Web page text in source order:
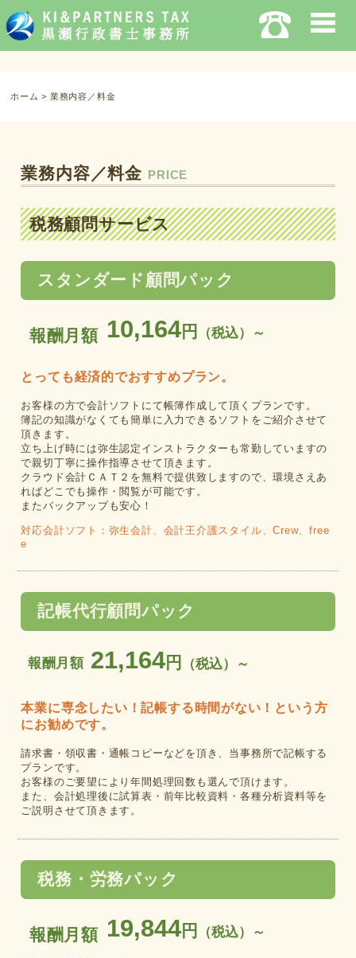
ホーム > 業務内容／料金
業務内容／料金 PRICE
税務顧問サービス
スタンダード顧問パック
報酬月額 10,164円 （税込）～
とっても経済的でおすすめプラン。
お客様の方で会計ソフトにて帳簿作成して頂くプランです。
簿記の知識がなくても簡単に入力できるソフトをご紹介させて
頂きます。
立ち上げ時には弥生認定インストラクターも常勤していますの
で親切丁寧に操作指導させて頂きます。
クラウド会計ＣＡＴ２を無料で提供致しますので、環境さえあ
ればどこでも操作・閲覧が可能です。
またバックアップも安心！
対応会計ソフト：弥生会計、会計王介護スタイル、Crew、free
e
記帳代行顧問パック
報酬月額 21,164円 （税込）～
本業に専念したい！記帳する時間がない！という方
にお勧めです。
請求書・領収書・通帳コピーなどを頂き、当事務所で記帳する
プランです。
お客様のご要望により年間処理回数も選んで頂けます。
また、会計処理後に試算表・前年比較資料・各種分析資料等を
ご説明させて頂きます。
税務・労務パック
報酬月額 19,844円 （税込）～